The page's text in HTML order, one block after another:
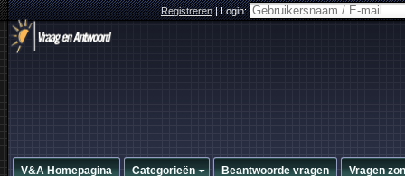
Registreren|Login:
V&A Homepagina Categorieën Beantwoorde vragen Vragen